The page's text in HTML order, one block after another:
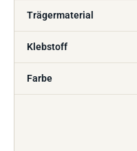
Trägermaterial
Klebstoff
Farbe